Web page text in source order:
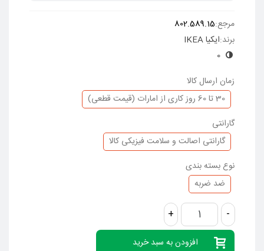
طراحی شده توسط:
این محصول را قبل از استفاده برای اولین بار بشویید.
مرجع:802.589.15
برند:ایکیا IKEA
0
زمان ارسال کالا
30 تا 60 روز کاری از امارات (قیمت قطعی)
گارانتی
گارانتی اصالت و سلامت فیزیکی کالا
نوع بسته بندی
ضد ضربه
-
+
افزودن به سبد خرید